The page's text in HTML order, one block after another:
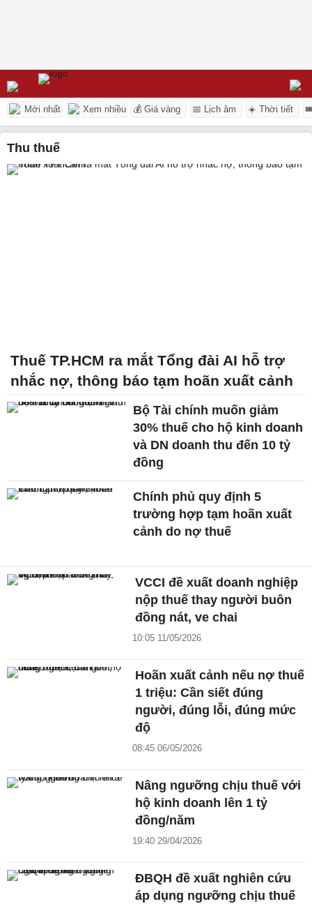
Mới nhất Xem nhiều 💰 Giá vàng 📅 Lịch âm ☀️ Thời tiết
thu thuế
Thuế TP.HCM ra mắt Tổng đài AI hỗ trợ
nhắc nợ, thông báo tạm hoãn xuất cảnh
Bộ Tài chính muốn giảm
30% thuế cho hộ kinh doanh
và DN doanh thu đến 10 tỷ
đồng
Chính phủ quy định 5
trường hợp tạm hoãn xuất
cảnh do nợ thuế
VCCI đề xuất doanh nghiệp
nộp thuế thay người buôn
đồng nát, ve chai
10:05 11/05/2026
Hoãn xuất cảnh nếu nợ thuế
1 triệu: Cần siết đúng
người, đúng lỗi, đúng mức
độ
08:45 06/05/2026
Nâng ngưỡng chịu thuế với
hộ kinh doanh lên 1 tỷ
đồng/năm
19:40 29/04/2026
ĐBQH đề xuất nghiên cứu
áp dụng ngưỡng chịu thuế